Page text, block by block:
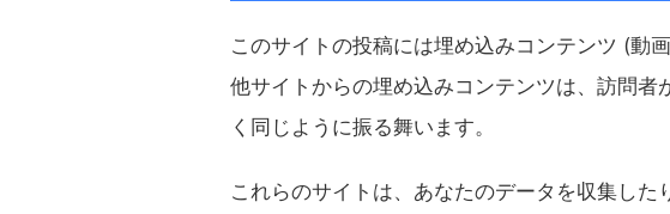
このサイトの投稿には埋め込みコンテンツ (動
他サイトからの埋め込みコンテンツは、訪問者
く同じように振る舞います。
これらのサイトは、あなたのデータを収集し